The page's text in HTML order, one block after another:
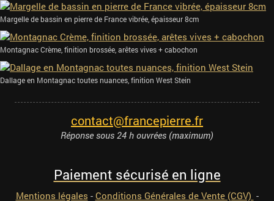
Margelle de bassin en pierre de France vibrée, épaisseur 8cm
Montagnac Crème, finition brossée, arêtes vives + cabochon
Dallage en Montagnac toutes nuances, finition West Stein
contact@francepierre.fr
Réponse sous 24 h ouvrées (maximum)
Paiement sécurisé en ligne
Mentions légales - Conditions Générales de Vente (CGV) -